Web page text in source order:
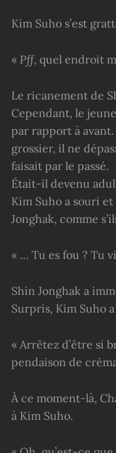
Kim Suho s’est
« Pff, quel endroit
Le ricanement de
Cependant, le
par rapport à
grossier, il ne
faisait par le passé.
Était-il devenu
Kim Suho a souri
Jonghak, comme
« … Tu es fou ? Tu
Shin Jonghak a
Surpris, Kim Suho
« Arrêtez d’être si
pendaison de
À ce moment-là,
à Kim Suho.